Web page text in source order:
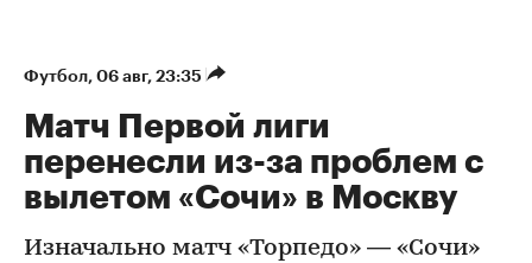
Футбол⁠, 06 авг, 23:35
Матч Первой лиги
перенесли из-за проблем с
вылетом «Сочи» в Москву
Изначально матч «Торпедо» — «Сочи»